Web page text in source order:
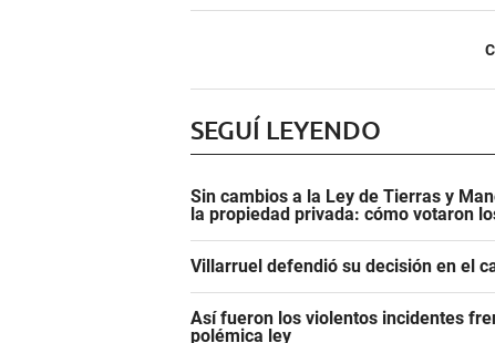
SEGUÍ LEYENDO
Sin cambios a la Ley de Tierras y
la propiedad privada: cómo votaron
Villarruel defendió su decisión en el
Así fueron los violentos incidentes
polémica ley